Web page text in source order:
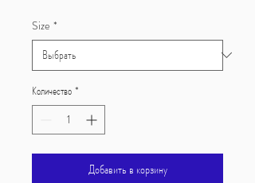
Size *
Количество *
Добавить в корзину